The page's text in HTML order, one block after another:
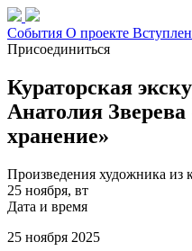
События О проекте
Присоединиться
Кураторская
Анатолия
хранение»
Произведения художника из
25 ноября, вт
Дата и время
25 ноября 2025